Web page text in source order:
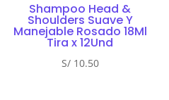
Shampoo Head &
Shoulders Suave Y
Manejable Rosado 18Ml
Tira x 12Und
S/10.50